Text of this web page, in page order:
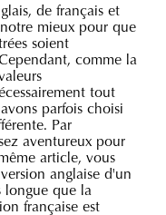
de français et
mieux pour que
soient
comme la
tout
parfois choisi
Par
aventureux pour
article, vous
anglaise d'un
longue que la
française est